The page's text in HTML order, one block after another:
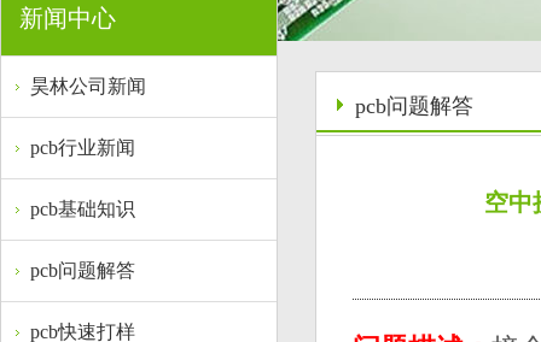
新闻中心
昊林公司新闻
pcb行业新闻
pcb基础知识
pcb问题解答
pcb快速打样
pcb问题解答
空中